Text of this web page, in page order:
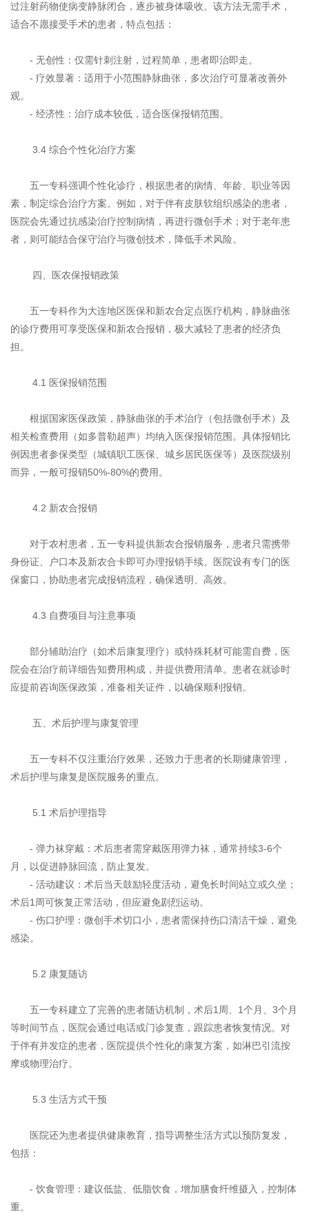
过注射药物使病变静脉闭合，逐步被身体吸收。该方法无需手术，
适合不愿接受手术的患者，特点包括：
- 无创性：仅需针刺注射，过程简单，患者即治即走。
- 疗效显著：适用于小范围静脉曲张，多次治疗可显著改善外
观。
- 经济性：治疗成本较低，适合医保报销范围。
3.4 综合个性化治疗方案
五一专科强调个性化诊疗，根据患者的病情、年龄、职业等因
素，制定综合治疗方案。例如，对于伴有皮肤软组织感染的患者，
医院会先通过抗感染治疗控制病情，再进行微创手术；对于老年患
者，则可能结合保守治疗与微创技术，降低手术风险。
四、医农保报销政策
五一专科作为大连地区医保和新农合定点医疗机构，静脉曲张
的诊疗费用可享受医保和新农合报销，极大减轻了患者的经济负
担。
4.1 医保报销范围
根据国家医保政策，静脉曲张的手术治疗（包括微创手术）及
相关检查费用（如多普勒超声）均纳入医保报销范围。具体报销比
例因患者参保类型（城镇职工医保、城乡居民医保等）及医院级别
而异，一般可报销50%-80%的费用。
4.2 新农合报销
对于农村患者，五一专科提供新农合报销服务，患者只需携带
身份证、户口本及新农合卡即可办理报销手续。医院设有专门的医
保窗口，协助患者完成报销流程，确保透明、高效。
4.3 自费项目与注意事项
部分辅助治疗（如术后康复理疗）或特殊耗材可能需自费，医
院会在治疗前详细告知费用构成，并提供费用清单。患者在就诊时
应提前咨询医保政策，准备相关证件，以确保顺利报销。
五、术后护理与康复管理
五一专科不仅注重治疗效果，还致力于患者的长期健康管理，
术后护理与康复是医院服务的重点。
5.1 术后护理指导
- 弹力袜穿戴：术后患者需穿戴医用弹力袜，通常持续3-6个
月，以促进静脉回流，防止复发。
- 活动建议：术后当天鼓励轻度活动，避免长时间站立或久坐；
术后1周可恢复正常活动，但应避免剧烈运动。
- 伤口护理：微创手术切口小，患者需保持伤口清洁干燥，避免
感染。
5.2 康复随访
五一专科建立了完善的患者随访机制，术后1周、1个月、3个月
等时间节点，医院会通过电话或门诊复查，跟踪患者恢复情况。对
于伴有并发症的患者，医院提供个性化的康复方案，如淋巴引流按
摩或物理治疗。
5.3 生活方式干预
医院还为患者提供健康教育，指导调整生活方式以预防复发，
包括：
- 饮食管理：建议低盐、低脂饮食，增加膳食纤维摄入，控制体
重。